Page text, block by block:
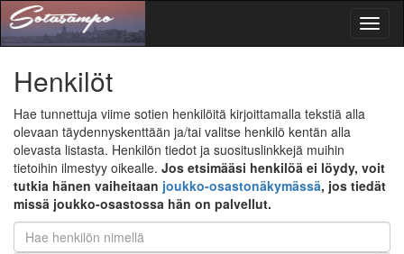
Henkilöt
Hae tunnettuja viime sotien henkilöitä kirjoittamalla tekstiä alla
olevaan täydennyskenttään ja/tai valitse henkilö kentän alla
olevasta listasta. Henkilön tiedot ja suosituslinkkejä muihin
tietoihin ilmestyy oikealle. Jos etsimääsi henkilöä ei löydy, voit
tutkia hänen vaiheitaan joukko-osastonäkymässä, jos tiedät
missä joukko-osastossa hän on palvellut.